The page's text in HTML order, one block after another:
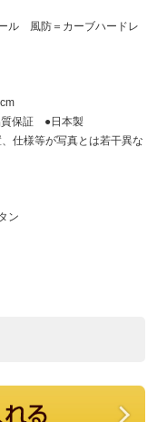
ル 風防＝カーブハードレ
質保証 ●日本製
仕様等が写真とは若干異な
ン